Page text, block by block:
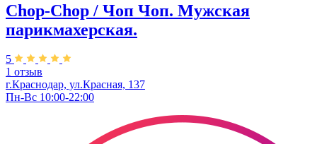
Chop-Chop / Чоп Чоп. ​Мужская
парикмахерская.
5
1 отзыв
г.Краснодар, ул.​Красная, 137
Пн-Вс 10:00-22:00